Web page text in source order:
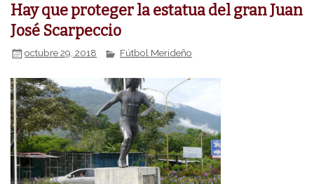
Hay que proteger la estatua del gran Juan
José Scarpeccio
octubre 29, 2018 Fútbol Merideño